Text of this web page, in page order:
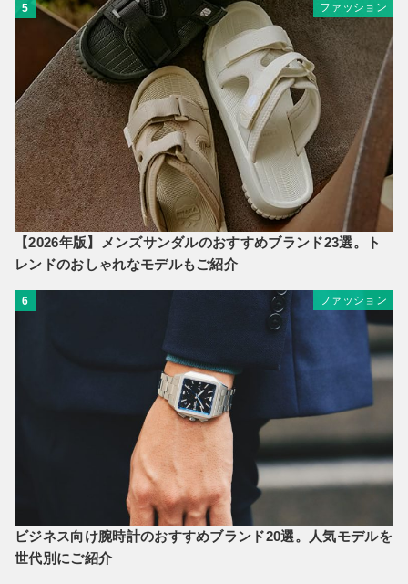
5 ファッション
【2026年版】メンズサンダルのおすすめブランド23選。ト
レンドのおしゃれなモデルもご紹介
6 ファッション
ビジネス向け腕時計のおすすめブランド20選。人気モデルを
世代別にご紹介